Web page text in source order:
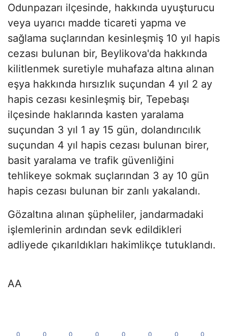
Odunpazarı ilçesinde, hakkında uyuşturucu
veya uyarıcı madde ticareti yapma ve
sağlama suçlarından kesinleşmiş 10 yıl hapis
cezası bulunan bir, Beylikova'da hakkında
kilitlenmek suretiyle muhafaza altına alınan
eşya hakkında hırsızlık suçundan 4 yıl 2 ay
hapis cezası kesinleşmiş bir, Tepebaşı
ilçesinde haklarında kasten yaralama
suçundan 3 yıl 1 ay 15 gün, dolandırıcılık
suçundan 4 yıl hapis cezası bulunan birer,
basit yaralama ve trafik güvenliğini
tehlikeye sokmak suçlarından 3 ay 10 gün
hapis cezası bulunan bir zanlı yakalandı.
Gözaltına alınan şüpheliler, jandarmadaki
işlemlerinin ardından sevk edildikleri
adliyede çıkarıldıkları hakimlikçe tutuklandı.
AA